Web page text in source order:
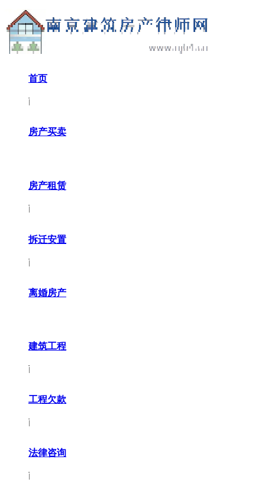
首页
房产买卖
房产租赁
拆迁安置
离婚房产
建筑工程
工程欠款
法律咨询